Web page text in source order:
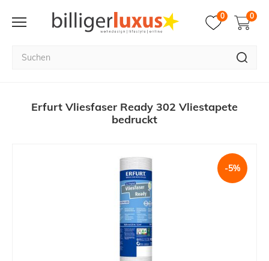
0 0
Erfurt Vliesfaser Ready 302 Vliestapete
bedruckt
-5%